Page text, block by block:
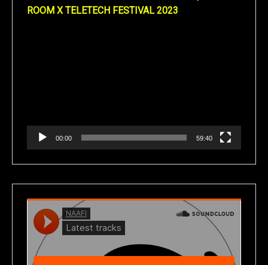
ROOM X TELETECH FESTIVAL 2023
00:00 59:40